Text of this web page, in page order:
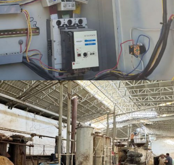
Электрон обуна: ҳуқуқий
тез ва қулай йўл
23-июн 2026, 10:05
Хусусий боғчада 5 ой ишлаб
чиқиш мумкинми?